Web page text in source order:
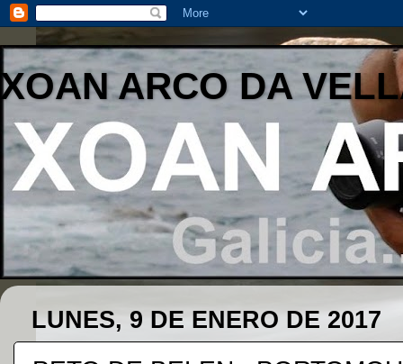
XOAN ARCO DA
LUNES, 9 DE ENERO DE 2017